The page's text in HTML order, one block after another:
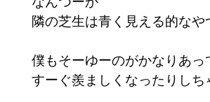
隣の芝生は青く見える的なや
僕もそーゆーのがかなりあっ
すーぐ羨ましくなったりしち